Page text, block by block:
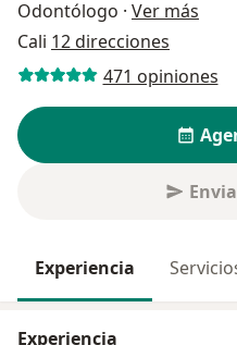
Odontólogo · Ver más
Cali 12 direcciones
471 opiniones
Experiencia
Experiencia